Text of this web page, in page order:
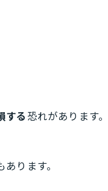
する 恐れがあります。
あります。